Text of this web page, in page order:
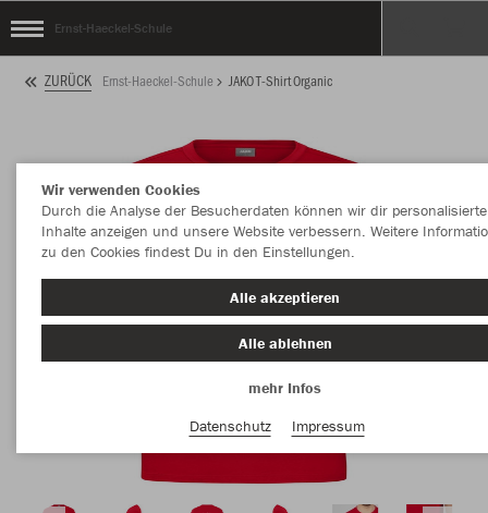
Ernst-Haeckel-Schule
ZURÜCK Ernst-Haeckel-Schule JAKO T-Shirt Organic
Wir verwenden Cookies
Durch die Analyse der Besucherdaten können wir dir personalisierte
Inhalte anzeigen und unsere Website verbessern. Weitere
zu den Cookies findest Du in den Einstellungen.
Alle akzeptieren
Alle ablehnen
mehr Infos
Datenschutz
Impressum